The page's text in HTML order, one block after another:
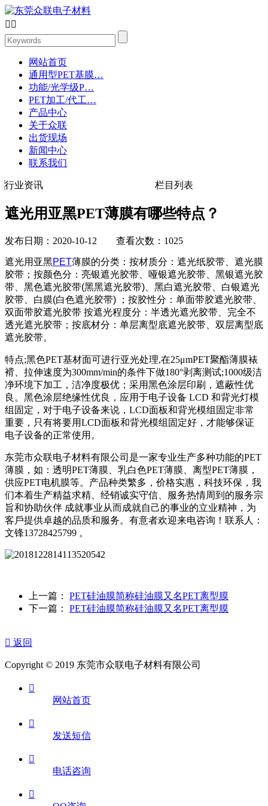
 
网站首页
通用型PET基膜…
功能/光学级P…
PET加工/代工…
产品中心
关于众联
出货现场
新闻中心
联系我们
行业资讯 栏目列表
遮光用亚黑PET薄膜有哪些特点？
发布日期：2020-10-12 查看次数：1025
遮光用亚黑PET薄膜的分类：按材质分：遮光纸胶带、遮光膜
胶带；按颜色分：亮银遮光胶带、哑银遮光胶带、黑银遮光胶
带、黑色遮光胶带(黑黑遮光胶带)、黑白遮光胶带、白银遮光
胶带、白膜(白色遮光胶带) ；按胶性分：单面带胶遮光胶带、
双面带胶遮光胶带 按遮光程度分：半透光遮光胶带、完全不
透光遮光胶带；按底材分：单层离型底遮光胶带、双层离型底
遮光胶带。
特点;黑色PET基材面可进行亚光处理,在25μmPET聚酯薄膜裱
褙、拉伸速度为300mm/min的条件下做180°剥离测试;1000级洁
净环境下加工，洁净度极优；采用黑色涂层印刷，遮蔽性优
良。黑色涂层绝缘性优良，应用于电子设备 LCD 和背光灯模
组固定，对于电子设备来说，LCD面板和背光模组固定非常
重要，只有将要用LCD面板和背光模组固定好，才能够保证
电子设备的正常使用。
东莞市众联电子材料有限公司是一家专业生产多种功能的PET
薄膜，如：透明PET薄膜、乳白色PET薄膜、离型PET薄膜，
供应PET电机膜等。产品种类繁多，价格实惠，科技环保，我
们本着生产精益求精、经销诚实守信、服务热情周到的服务宗
旨和协助伙伴 成就事业从而成就自己的事业的立业精神，为
客戶提供卓越的品质和服务。有意者欢迎来电咨询！联系人：
文锋13728425799 。
上一篇： PET硅油膜简称硅油膜又名PET离型膜
下一篇： PET硅油膜简称硅油膜又名PET离型膜
 返回
Copyright © 2019 东莞市众联电子材料有限公司

网站首页

发送短信

电话咨询
